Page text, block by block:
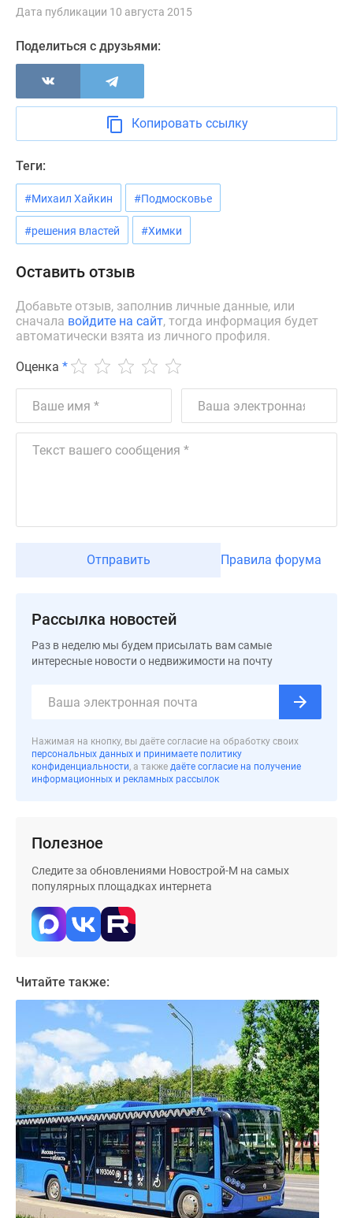
Семейная
ипотека
Военная
ипотека
Банки
Новости
недвижимости
Мнение
эксперта
Аналитика
рынка
Экспертиза
новостроек
Эксперты
авторы
Контакты
Реклама
Дзен
ипотека
#рассрочка
Квартиры
скидками
Субсидированная
застройщиком
Rutube
Поиск
Программа
реновации
Москве
Новостройки
премиум-
класса
Новостройки
бизнес-
класса
Рассрочка
Траншевая
ипотека
Дата публикации 10 августа 2015
Поделиться с друзьями:
Копировать ссылку
Теги:
#Михаил Хайкин #Подмосковье
#решения властей #Химки
Оставить отзыв
Добавьте отзыв, заполнив личные данные, или
сначала войдите на сайт, тогда информация будет
автоматически взята из личного профиля.
Оценка *
Отправить Правила форума
Рассылка новостей
Раз в неделю мы будем присылать вам самые
интересные новости о недвижимости на почту
Нажимая на кнопку, вы даёте согласие на обработку своих
персональных данных и принимаете политику
конфиденциальности, а также даёте согласие на получение
информационных и рекламных рассылок
Полезное
Следите за обновлениями Новострой-М на самых
популярных площадках интернета
Читайте также: